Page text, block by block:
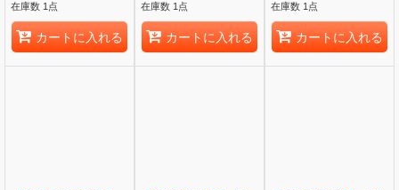
在庫数 1点
カートに入れる
在庫数 1点
カートに入れる
在庫数 1点
カートに入れる